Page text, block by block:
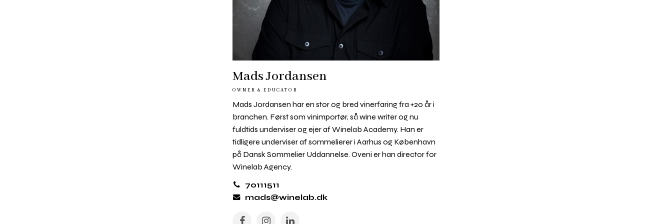
Mads Jordansen
OWNER & EDUCATOR
Mads Jordansen har en stor og bred vinerfaring fra +20 år i
branchen. Først som vinimportør, så wine writer og nu
fuldtids underviser og ejer af Winelab Academy. Han er
tidligere underviser af sommelierer i Aarhus og København
på Dansk Sommelier Uddannelse. Oveni er han director for
Winelab Agency.
70111511
mads@winelab.dk